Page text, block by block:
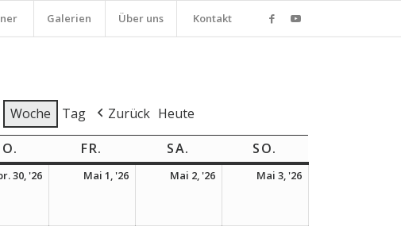
Galerien Über uns Kontakt
Woche Tag Zurück Heute
DONNERSTAG
FR. SA. SAMSTAGSO.
30, '2630.
Mai 1, '261.
Mai 2, '262.
Mai 3, '263.